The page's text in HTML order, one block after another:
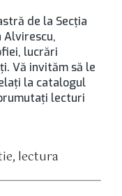
de la Secția
Alvirescu,
lucrări
Vă invităm să le
la catalogul
lecturi
, lectura